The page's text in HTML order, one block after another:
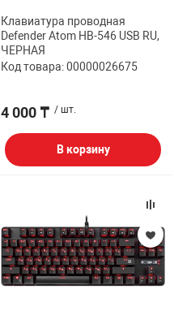
PCI АДАПТЕРЫ
USB
CARD RIDER
CD-DVD ДИСКИ
Клавиатура проводная
Defender Atom HB-546 USB RU,
ЧЕРНАЯ
Код товара: 00000026675
4 000 ₸ / шт.
В корзину